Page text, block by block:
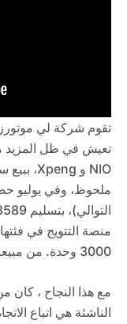
تعيش في ظل المزيد
ملحوظ، وفي يوليو
3000 وحدة. من مبيعات السيارات الكهربائية في الصين.
مع هذا النجاح ، كان
الناشئة هي اتباع